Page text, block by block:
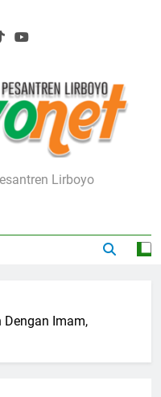
Lirboyo
Dengan Imam,